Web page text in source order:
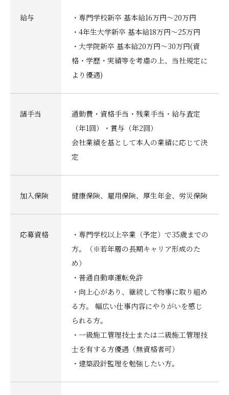
給与
・専門学校新卒 基本給16万円〜20万円
・4年生大学新卒 基本給18万円〜25万円
・大学院新卒 基本給20万円〜30万円(資
格・学歴・実績等を考慮の上、当社規定に
より優遇)
諸手当
通勤費・資格手当・残業手当・給与査定
（年1回）・賞与（年2回）
会社業績を基として本人の業績に応じて決
定
加入保険 健康保険、雇用保険、厚生年金、労災保険
応募資格
・専門学校以上卒業（予定）で35歳までの
方。（※若年層の長期キャリア形成のた
め）
・普通自動車運転免許
・向上心があり、継続して物事に取り組め
る方。 幅広い仕事内容にやりがいを感じ
られる方。
・一級施工管理技士または二級施工管理技
士を有する方優遇（無資格者可）
・建築設計監理を勉強したい方。